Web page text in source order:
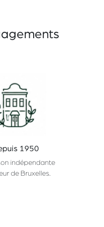
1950
indépendante
de Bruxelles.